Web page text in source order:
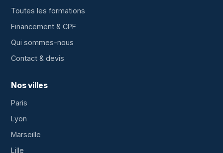
Toutes les formations
Financement & CPF
Qui sommes-nous
Contact & devis
Nos villes
Paris
Lyon
Marseille
Lille